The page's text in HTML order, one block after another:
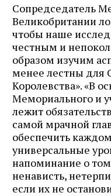
Сопредседатель
Великобритании
чтобы наше
честным и
образом изучим
менее лестны для
Королевства». «В
Мемориального и
лежит
самой мрачной
обеспечить
универсальные
напоминание о
ненависть,
если их не